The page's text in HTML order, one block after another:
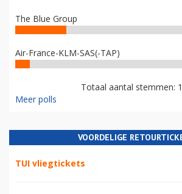
The Blue Group
Air-France-KLM-SAS(-TAP)
Totaal aantal stemmen:
Meer polls
VOORDELIGE
TUI vliegtickets